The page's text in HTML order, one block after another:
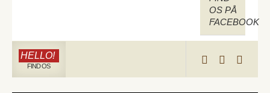
OS PÅ
FACEBOOK
HELLO!
FIND OS